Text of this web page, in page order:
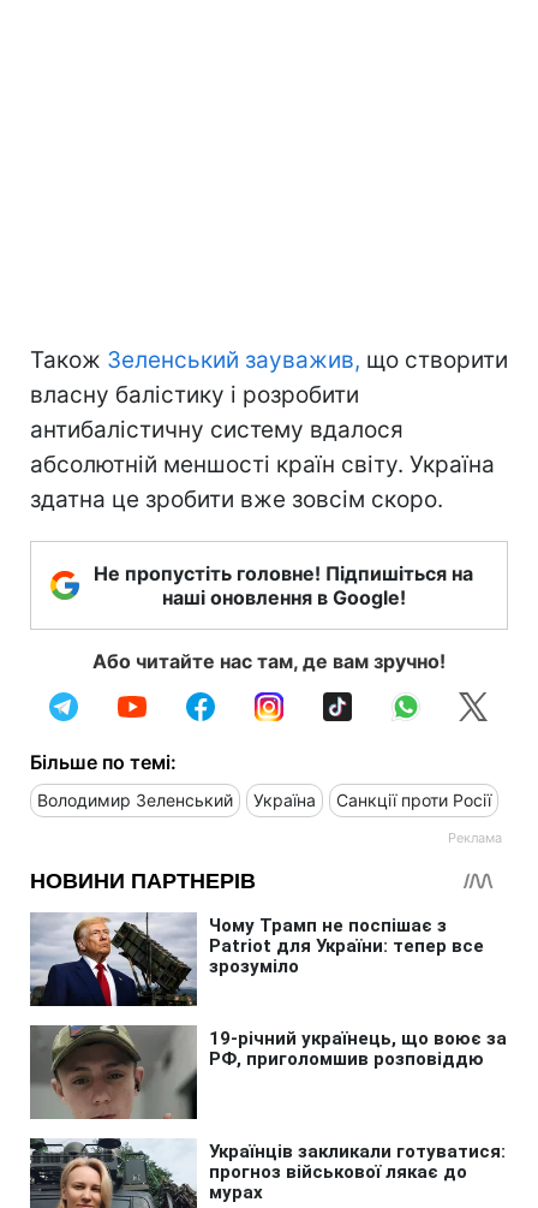
Також Зеленський зауважив, що створити
власну балістику і розробити
антибалістичну систему вдалося
абсолютній меншості країн світу. Україна
здатна це зробити вже зовсім скоро.
Не пропустіть головне! Підпишіться на
наші оновлення в Google!
Або читайте нас там, де вам зручно!
Більше по темі:
Володимир Зеленський Україна Санкції проти Росії